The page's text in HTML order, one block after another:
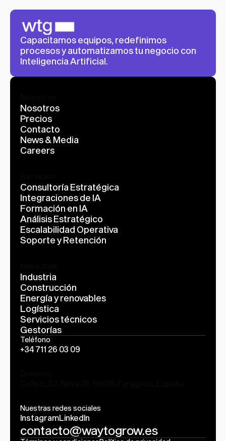
Capacitamos equipos, redefinimos
procesos y automatizamos tu negocio con
Inteligencia Artificial.
Nosotros
Precios
Contacto
News & Media
Careers
Consultoría Estratégica
Integraciones de IA
Formación en IA
Análisis Estratégico
Escalabilidad Operativa
Soporte y Retención
Industria
Construcción
Energía y renovables
Logística
Servicios técnicos
Gestorías
contacto@waytogrow.es
Teléfono
+34 711 26 03 09
Nuestras redes sociales
InstagramLinkedIn